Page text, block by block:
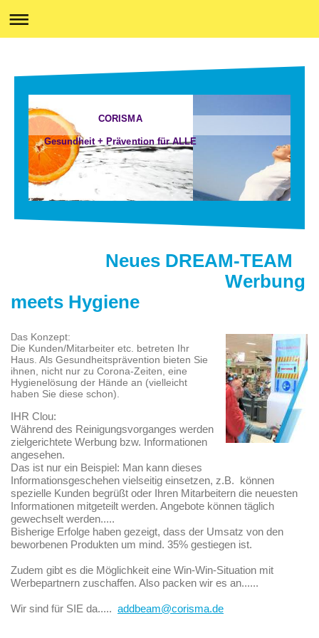
CORISMA
Gesundheit + Prävention für ALLE
Neues DREAM-TEAM
Werbung
meets Hygiene
Das Konzept:
Die Kunden/Mitarbeiter etc. betreten Ihr
Haus. Als Gesundheitsprävention bieten Sie
ihnen, nicht nur zu Corona-Zeiten, eine
Hygienelösung der Hände an (vielleicht
haben Sie diese schon).
IHR Clou:
Während des Reinigungsvorganges werden
zielgerichtete Werbung bzw. Informationen
angesehen.
Das ist nur ein Beispiel: Man kann dieses
Informationsgeschehen vielseitig einsetzen, z.B. können
spezielle Kunden begrüßt oder Ihren Mitarbeitern die neuesten
Informationen mitgeteilt werden. Angebote können täglich
gewechselt werden.....
Bisherige Erfolge haben gezeigt, dass der Umsatz von den
beworbenen Produkten um mind. 35% gestiegen ist.
Zudem gibt es die Möglichkeit eine Win-Win-Situation mit
Werbepartnern zuschaffen. Also packen wir es an......
Wir sind für SIE da..... addbeam@corisma.de